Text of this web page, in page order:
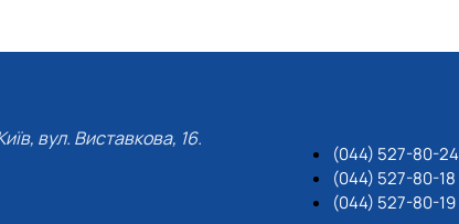
вул. Виставкова, 16.
(044) 527-80-24
(044) 527-80-18
(044) 527-80-19